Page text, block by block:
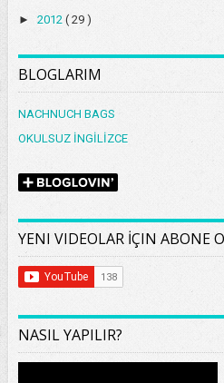
► 2012 ( 29 )
BLOGLARIM
NACHNUCH BAGS
OKULSUZ İNGİLİZCE
YENI VIDEOLAR İÇIN ABONE
NASIL YAPILIR?